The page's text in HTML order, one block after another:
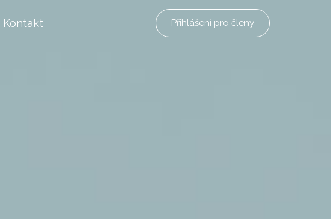
Kontakt Přihlášení pro členy